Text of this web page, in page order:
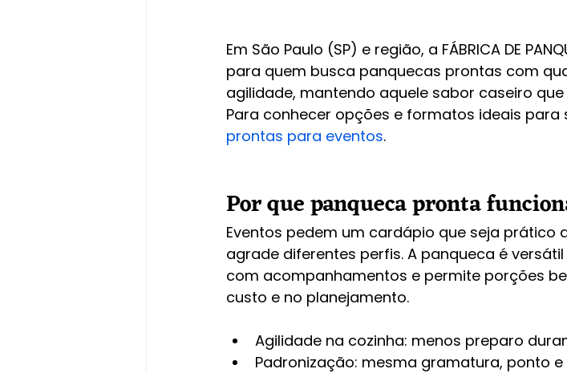
Em São Paulo (SP) e região, a FÁBRICA DE
para quem busca panquecas prontas com
agilidade, mantendo aquele sabor caseiro
Para conhecer opções e formatos ideais para
prontas para eventos.
Por que panqueca pronta
Eventos pedem um cardápio que seja prático
agrade diferentes perfis. A panqueca é
com acompanhamentos e permite porções
custo e no planejamento.
Agilidade na cozinha: menos preparo
Padronização: mesma gramatura, ponto